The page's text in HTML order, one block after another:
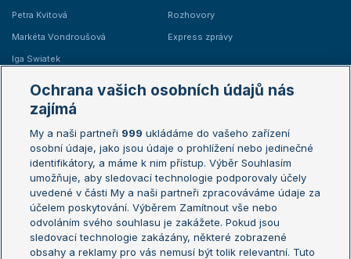
Petra Kvitová
Markéta Vondroušová
Iga Swiatek
Rozhovory
Express zprávy
Žebříčky
Žebříček ATP (muži)
Žebříček WTA (ženy)
Sázkařský žebříček
Australian Open
French Open
Wimbledon
US Open
Turnaj mistrů
Turnaj mistryň
Ochrana vašich osobních údajů nás
zajímá
My a naši partneři 999 ukládáme do vašeho zařízení
osobní údaje, jako jsou údaje o prohlížení nebo jedinečné
identifikátory, a máme k nim přístup. Výběr Souhlasím
umožňuje, aby sledovací technologie podporovaly účely
uvedené v části My a naši partneři zpracováváme údaje za
účelem poskytování. Výběrem Zamítnout vše nebo
odvoláním svého souhlasu je zakážete. Pokud jsou
sledovací technologie zakázány, některé zobrazené
obsahy a reklamy pro vás nemusí být tolik relevantní. Tuto